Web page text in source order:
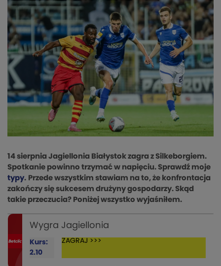
14 sierpnia Jagiellonia Białystok zagra z Silkeborgiem.
Spotkanie powinno trzymać w napięciu. Sprawdź moje
typy. Przede wszystkim stawiam na to, że konfrontacja
zakończy się sukcesem drużyny gospodarzy. Skąd
takie przeczucia? Poniżej wszystko wyjaśniłem.
Wygra Jagiellonia
Kurs:
2.10
ZAGRAJ >>>